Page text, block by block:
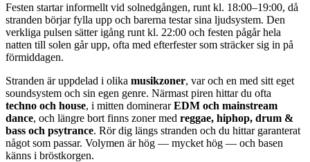
Festen startar informellt vid solnedgången, runt kl. 18:00–19:00, då
stranden börjar fylla upp och barerna testar sina ljudsystem. Den
verkliga pulsen sätter igång runt kl. 22:00 och festen pågår hela
natten till solen går upp, ofta med efterfester som sträcker sig in på
förmiddagen.
Stranden är uppdelad i olika musikzoner, var och en med sitt eget
soundsystem och sin egen genre. Närmast piren hittar du ofta
techno och house, i mitten dominerarEDM och mainstream
dance, och längre bort finns zoner med reggae, hiphop, drum &
bass och psytrance. Rör dig längs stranden och du hittar garanterat
något som passar. Volymen är hög — mycket hög — och basen
känns i bröstkorgen.